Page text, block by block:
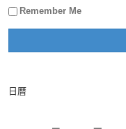
Remember Me
日曆